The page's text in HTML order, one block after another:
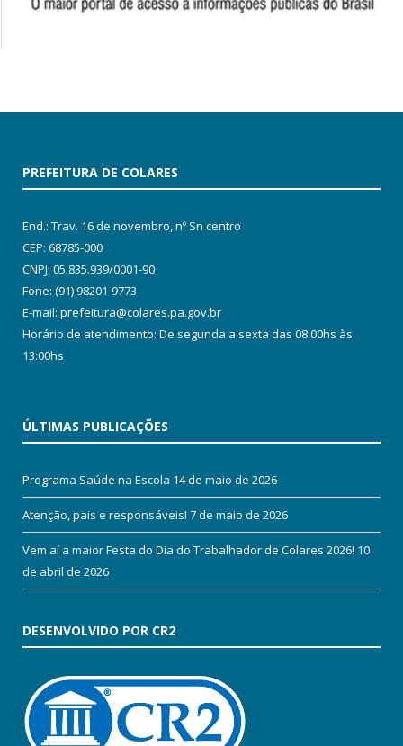
PREFEITURA DE COLARES
End.: Trav. 16 de novembro, nº Sn centro
CEP: 68785-000
CNPJ: 05.835.939/0001-90
Fone: (91) 98201-9773
E-mail: prefeitura@colares.pa.gov.br
Horário de atendimento: De segunda a sexta das 08:00hs às
13:00hs
ÚLTIMAS PUBLICAÇÕES
Programa Saúde na Escola 14 de maio de 2026
Atenção, pais e responsáveis! 7 de maio de 2026
Vem aí a maior Festa do Dia do Trabalhador de Colares 2026! 10
de abril de 2026
DESENVOLVIDO POR CR2